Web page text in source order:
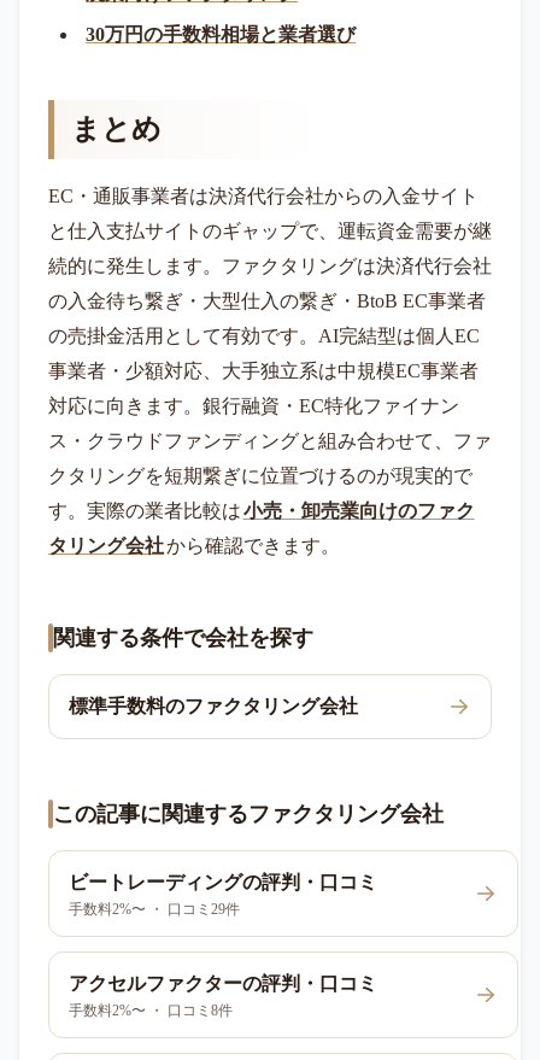
30万円の手数料相場と業者選び
まとめ
EC・通販事業者は決済代行会社からの入金サイト
と仕入支払サイトのギャップで、運転資金需要が継
続的に発生します。ファクタリングは決済代行会社
の入金待ち繋ぎ・大型仕入の繋ぎ・BtoB EC事業者
の売掛金活用として有効です。AI完結型は個人EC
事業者・少額対応、大手独立系は中規模EC事業者
対応に向きます。銀行融資・EC特化ファイナン
ス・クラウドファンディングと組み合わせて、ファ
クタリングを短期繋ぎに位置づけるのが現実的で
す。実際の業者比較は小売・卸売業向けのファク
タリング会社から確認できます。
関連する条件で会社を探す
標準手数料のファクタリング会社
この記事に関連するファクタリング会社
ビートレーディングの評判・口コミ
手数料2%〜 ・ 口コミ29件
アクセルファクターの評判・口コミ
手数料2%〜 ・ 口コミ8件